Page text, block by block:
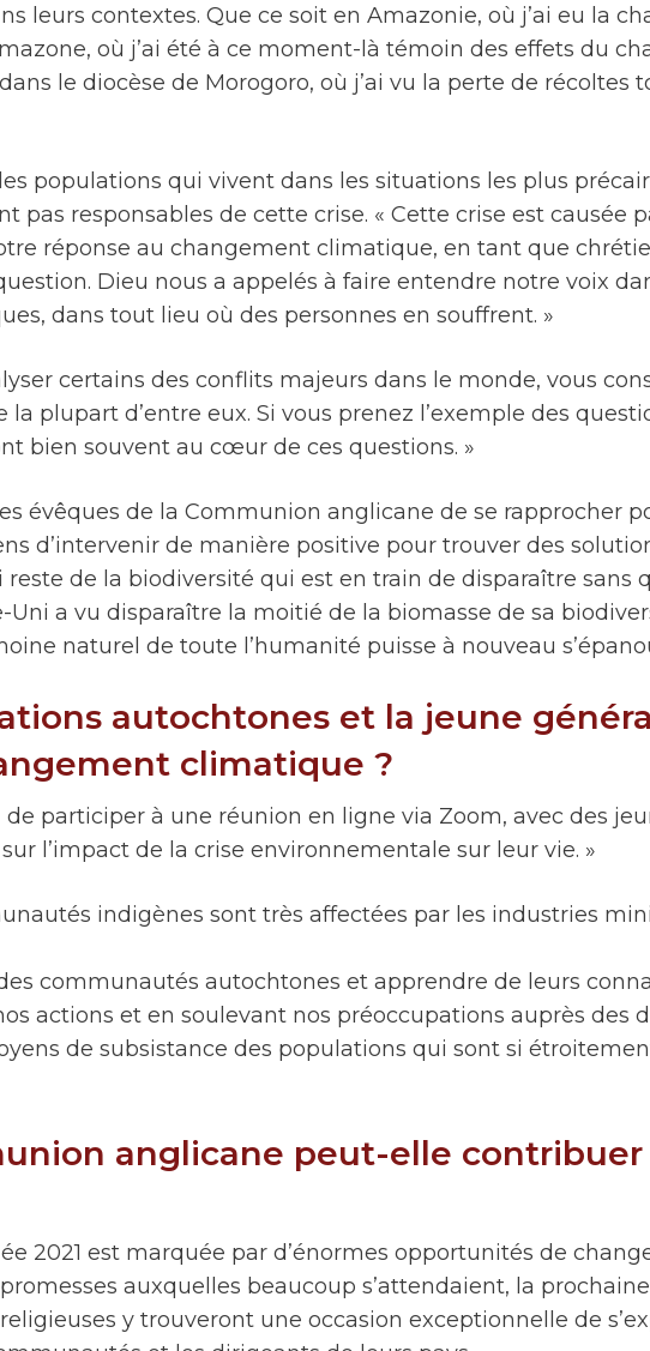
leurs contextes. Que ce soit en Amazonie, où j’ai eu la
où j’ai été à ce moment-là témoin des effets du
le diocèse de Morogoro, où j’ai vu la perte de
populations qui vivent dans les situations les plus
pas responsables de cette crise. « Cette crise est causée
réponse au changement climatique, en tant que
Dieu nous a appelés à faire entendre notre voix
dans tout lieu où des personnes en souffrent. »
certains des conflits majeurs dans le monde, vous
la plupart d’entre eux. Si vous prenez l’exemple des
bien souvent au cœur de ces questions. »
évêques de la Communion anglicane de se rapprocher
d’intervenir de manière positive pour trouver des
de la biodiversité qui est en train de disparaître sans
a vu disparaître la moitié de la biomasse de sa
naturel de toute l’humanité puisse à nouveau
autochtones et la jeune
climatique ?
de participer à une réunion en ligne via Zoom, avec des
l’impact de la crise environnementale sur leur vie. »
indigènes sont très affectées par les industries
communautés autochtones et apprendre de leurs
actions et en soulevant nos préoccupations auprès des
de subsistance des populations qui sont si
anglicane peut-elle
2021 est marquée par d’énormes opportunités de
auxquelles beaucoup s’attendaient, la
y trouveront une occasion exceptionnelle de